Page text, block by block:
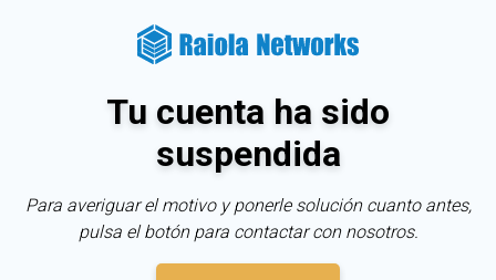
Tu cuenta ha sido
suspendida
Para averiguar el motivo y ponerle solución cuanto antes,
pulsa el botón para contactar con nosotros.